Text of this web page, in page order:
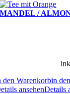
MANDEL /
den Warenkorbin
ansehenDetails